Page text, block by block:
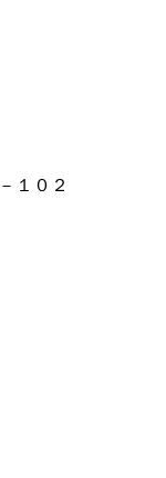
１０２